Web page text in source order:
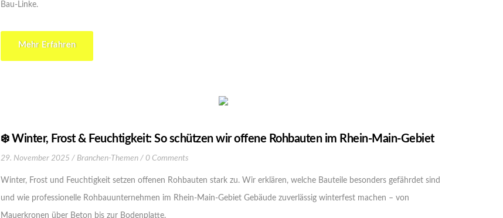
Bau-Linke.
Mehr Erfahren
❄️ Winter, Frost & Feuchtigkeit: So schützen wir offene Rohbauten im Rhein-Main-Gebiet
29. November 2025 Branchen-Themen 0 Comments
Winter, Frost und Feuchtigkeit setzen offenen Rohbauten stark zu. Wir erklären, welche Bauteile besonders gefährdet sind
und wie professionelle Rohbauunternehmen im Rhein-Main-Gebiet Gebäude zuverlässig winterfest machen – von
Mauerkronen über Beton bis zur Bodenplatte.